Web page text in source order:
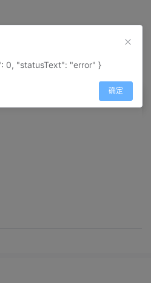
城市城区图
0, "statusText": "error" }
确定